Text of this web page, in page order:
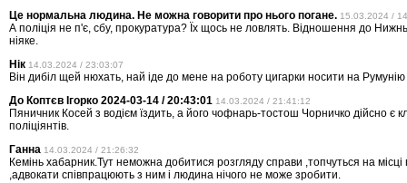
Це нормальна людина. Не можна говорити про нього погане. 15.03.2024 /
А поліція не п'є, сбу, прокуратура? Їх щось не ловлять. Відношення до
ніяке.
Нік 14.03.2024 / 23:03:07
Він дибіл щей нюхать, най іде до мене на роботу цигарки носити на Румунію
До Коптєв Ігорко 2024-03-14 / 20:43:01 14.03.2024 / 21:41:12
Пяничник Косей з водієм їздить, а його чофнарь-тостош Чорничко дійсно є
поліціянтів.
Ганна 14.03.2024 / 21:26:32
Кемінь хабарник.Тут неможна добитися розгляду справи ,топчуться на місці
,адвокати співпрацюють з ним і людина нічого не може зробити.